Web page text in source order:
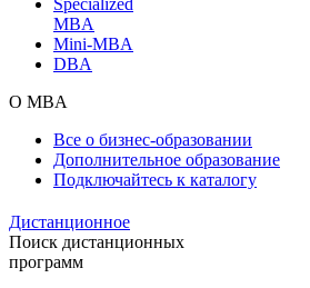
MBA
Mini-MBA
DBA
О MBA
Все о бизнес-образовании
Дополнительное образование
Подключайтесь к каталогу
Дистанционное
Поиск дистанционных
программ